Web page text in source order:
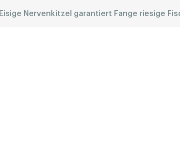
Eisige Nervenkitzel garantiert Fange riesige